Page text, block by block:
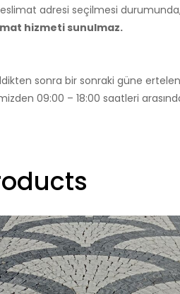
teslimat adresi seçilmesi
hizmeti sunulmaz.
sonra bir sonraki güne
09:00 – 18:00 saatleri